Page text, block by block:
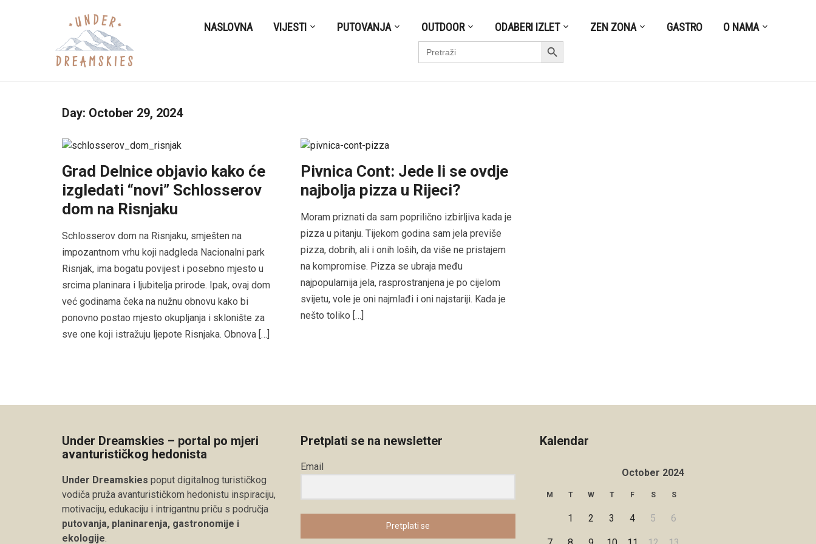
NASLOVNA VIJESTI PUTOVANJA OUTDOOR ODABERI IZLET ZEN ZONA GASTRO O NAMA
Search
for:
Search Button
Day: October 29, 2024
Grad Delnice objavio kako će
izgledati “novi” Schlosserov
dom na Risnjaku
Schlosserov dom na Risnjaku, smješten na
impozantnom vrhu koji nadgleda Nacionalni park
Risnjak, ima bogatu povijest i posebno mjesto u
srcima planinara i ljubitelja prirode. Ipak, ovaj dom
već godinama čeka na nužnu obnovu kako bi
ponovno postao mjesto okupljanja i sklonište za
sve one koji istražuju ljepote Risnjaka. Obnova […]
Pivnica Cont: Jede li se ovdje
najbolja pizza u Rijeci?
Moram priznati da sam poprilično izbirljiva kada je
pizza u pitanju. Tijekom godina sam jela previše
pizza, dobrih, ali i onih loših, da više ne pristajem
na kompromise. Pizza se ubraja među
najpopularnija jela, rasprostranjena je po cijelom
svijetu, vole je oni najmlađi i oni najstariji. Kada je
nešto toliko […]
Under Dreamskies – portal po mjeri
avanturističkog hedonista
Under Dreamskies poput digitalnog turističkog
vodiča pruža avanturističkom hedonistu inspiraciju,
motivaciju, edukaciju i intrigantnu priču s područja
putovanja, planinarenja, gastronomije i
ekologije.
Pretplati se na newsletter
Email
Pretplati se
Kalendar
October 2024
M T W T F S S
1 2 3 4 5 6